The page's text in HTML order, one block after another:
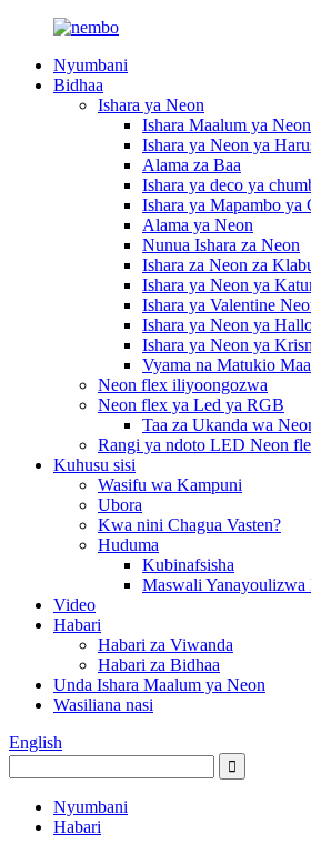
Nyumbani
Bidhaa
Ishara ya Neon
Ishara Maalum ya Neon
Ishara ya Neon ya
Alama za Baa
Ishara ya deco ya
Ishara ya Mapambo ya
Alama ya Neon
Nunua Ishara za Neon
Ishara za Neon za
Ishara ya Neon ya
Ishara ya Valentine
Ishara ya Neon ya
Ishara ya Neon ya
Vyama na Matukio
Neon flex iliyoongozwa
Neon flex ya Led ya RGB
Taa za Ukanda wa
Rangi ya ndoto LED Neon
Kuhusu sisi
Wasifu wa Kampuni
Ubora
Kwa nini Chagua Vasten?
Huduma
Kubinafsisha
Maswali Yanayoulizwa
Video
Habari
Habari za Viwanda
Habari za Bidhaa
Unda Ishara Maalum ya Neon
Wasiliana nasi
English
Nyumbani
Habari